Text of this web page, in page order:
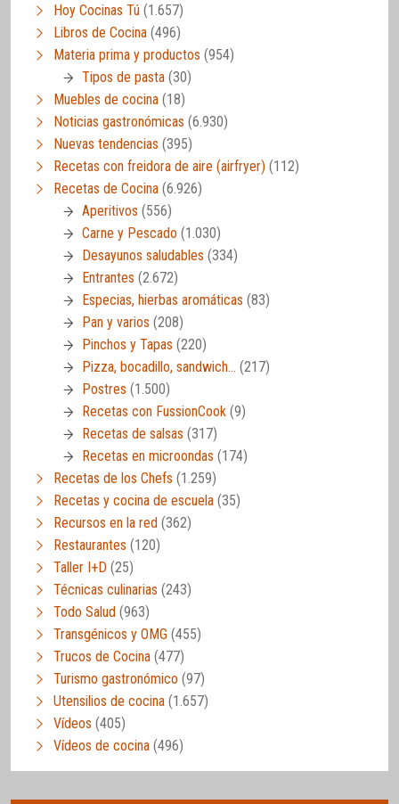
Hoy Cocinas Tú (1.657)
Libros de Cocina (496)
Materia prima y productos (954)
Tipos de pasta (30)
Muebles de cocina (18)
Noticias gastronómicas (6.930)
Nuevas tendencias (395)
Recetas con freidora de aire (airfryer) (112)
Recetas de Cocina (6.926)
Aperitivos (556)
Carne y Pescado (1.030)
Desayunos saludables (334)
Entrantes (2.672)
Especias, hierbas aromáticas (83)
Pan y varios (208)
Pinchos y Tapas (220)
Pizza, bocadillo, sandwich… (217)
Postres (1.500)
Recetas con FussionCook (9)
Recetas de salsas (317)
Recetas en microondas (174)
Recetas de los Chefs (1.259)
Recetas y cocina de escuela (35)
Recursos en la red (362)
Restaurantes (120)
Taller I+D (25)
Técnicas culinarias (243)
Todo Salud (963)
Transgénicos y OMG (455)
Trucos de Cocina (477)
Turismo gastronómico (97)
Utensilios de cocina (1.657)
Vídeos (405)
Vídeos de cocina (496)